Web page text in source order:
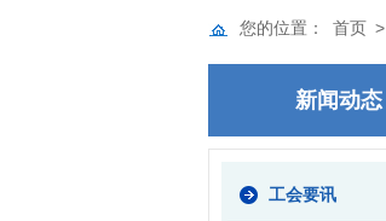
您的位置： 首页 >
新闻动态
工会要讯